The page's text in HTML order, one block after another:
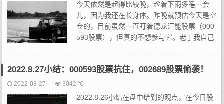
今天依然是起得比较晚，趁着下雨多睡一会
儿，因为我还在长身体。昨晚就预估今天是空
仓的，目前虽然一直盯着德龙汇能股票（000
593股票），但真的不想参与它。老丁我自己
2022.8.27小结：000593股票抗住，002689股票偷袭！
2022-08-27 3042 ℃
2022.8.26小结在盘中给到的观点，在今日股